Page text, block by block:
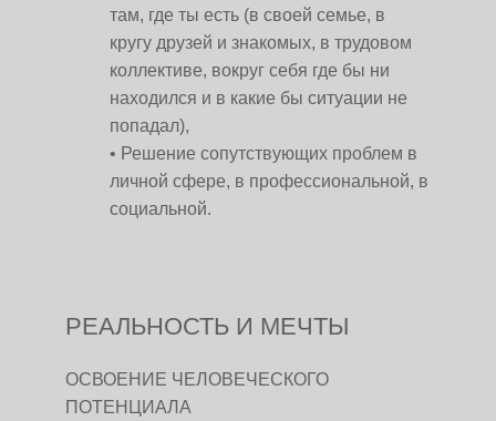
там, где ты есть (в своей семье, в
кругу друзей и знакомых, в трудовом
коллективе, вокруг себя где бы ни
находился и в какие бы ситуации не
попадал),
Решение сопутствующих проблем в
личной сфере, в профессиональной, в
социальной.
РЕАЛЬНОСТЬ И МЕЧТЫ
ОСВОЕНИЕ ЧЕЛОВЕЧЕСКОГО
ПОТЕНЦИАЛА